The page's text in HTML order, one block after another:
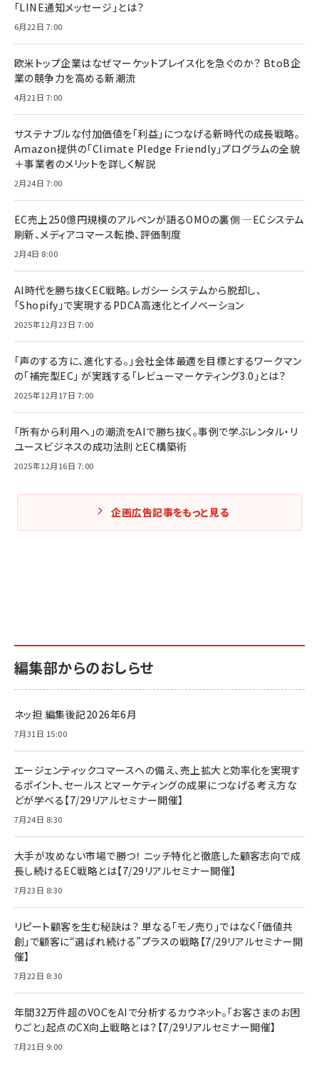
「LINE通知メッセージ」とは？
6月22日 7:00
欧米トップ企業はなぜマーケットプレイス化を急ぐのか？ BtoB企
業の競争力を高める新潮流
4月21日 7:00
サステナブルな付加価値を「利益」につなげる新時代の成長戦略。
Amazon提供の「Climate Pledge Friendly」プログラムの全貌
＋事業者のメリットを詳しく解説
2月24日 7:00
EC売上250億円規模のアルペンが語るOMOの裏側 ―ECシステム
刷新、メディアコマース転換、評価制度
2月4日 8:00
AI時代を勝ち抜くEC戦略。レガシーシステムから脱却し、
「Shopify」で実現するPDCA高速化とイノベーション
2025年12月23日 7:00
「声のする方に、進化する。」会社全体最適を目標とするワークマン
の「補完型EC」 が実践する「レビューマーケティング3.0」とは？
2025年12月17日 7:00
「所有から利用へ」の潮流をAIで勝ち抜く。事例で学ぶレンタル・リ
ユースビジネスの成功法則とEC構築術
2025年12月16日 7:00
企画広告記事をもっと見る
編集部からのおしらせ
ネッ担 編集後記2026年6月
7月31日 15:00
エージェンティックコマースへの備え、売上拡大と効率化を実現す
るポイント、セールスとマーケティングの成果につなげる考え方な
どが学べる【7/29リアルセミナー開催】
7月24日 8:30
大手が攻めない市場で勝つ！ ニッチ特化と徹底した顧客志向で成
長し続けるEC戦略とは【7/29リアルセミナー開催】
7月23日 8:30
リピート顧客を生む秘訣は？ 単なる「モノ売り」ではなく「価値共
創」で顧客に“選ばれ続ける”プラスの戦略【7/29リアルセミナー開
催】
7月22日 8:30
年間32万件超のVOCをAIで分析するカウネット。「お客さまのお困
りごと」起点のCX向上戦略とは？【7/29リアルセミナー開催】
7月21日 9:00